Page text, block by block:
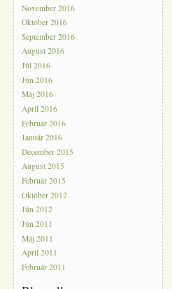
November 2016
Október 2016
September 2016
August 2016
Júl 2016
Jún 2016
Máj 2016
Apríl 2016
Február 2016
Január 2016
December 2015
August 2015
Február 2015
Október 2012
Jún 2012
Jún 2011
Máj 2011
Apríl 2011
Február 2011